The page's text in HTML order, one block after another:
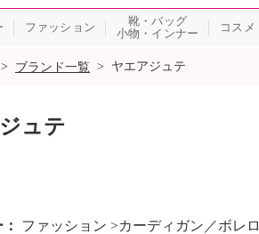
ファッション
靴・バッグ
小物・インナー
コスメ
> ブランド一覧 > ヤエアジュテ
ュテ
ファッション >カーディガン／ボレロ